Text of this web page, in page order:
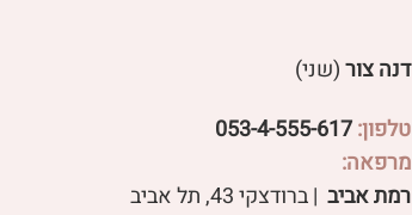
דנה צור(שני)
טלפון:053-4-555-617
מרפאה:
רמת אביב | ברודצקי 43, תל אביב​